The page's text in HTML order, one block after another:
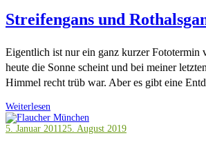
Streifengans und
Eigentlich ist nur ein ganz kurzer Fototermin
heute die Sonne scheint und bei meiner
Himmel recht trüb war. Aber es gibt eine
Weiterlesen
5. Januar 201125. August 2019